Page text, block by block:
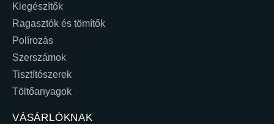
Kiegészítők
Ragasztók és tömítők
Polírozás
Szerszámok
Tisztítószerek
Töltőanyagok
VÁSÁRLÓKNAK